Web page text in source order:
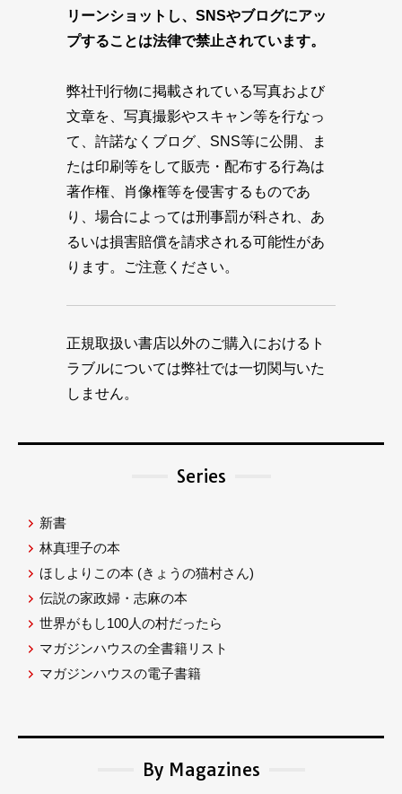
リーンショットし、SNSやブログにアッ
プすることは法律で禁止されています。
弊社刊行物に掲載されている写真および
文章を、写真撮影やスキャン等を行なっ
て、許諾なくブログ、SNS等に公開、ま
たは印刷等をして販売・配布する行為は
著作権、肖像権等を侵害するものであ
り、場合によっては刑事罰が科され、あ
るいは損害賠償を請求される可能性があ
ります。ご注意ください。
正規取扱い書店以外のご購入におけるト
ラブルについては弊社では一切関与いた
しません。
Series
新書
林真理子の本
ほしよりこの本 (きょうの猫村さん)
伝説の家政婦・志麻の本
世界がもし100人の村だったら
マガジンハウスの全書籍リスト
マガジンハウスの電子書籍
By Magazines